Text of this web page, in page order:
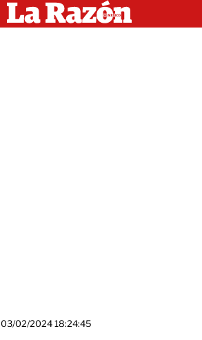
03/02/2024 18:24:45